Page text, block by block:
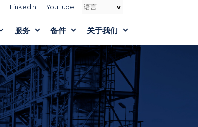
LinkedIn YouTube
服务 备件 关于我们